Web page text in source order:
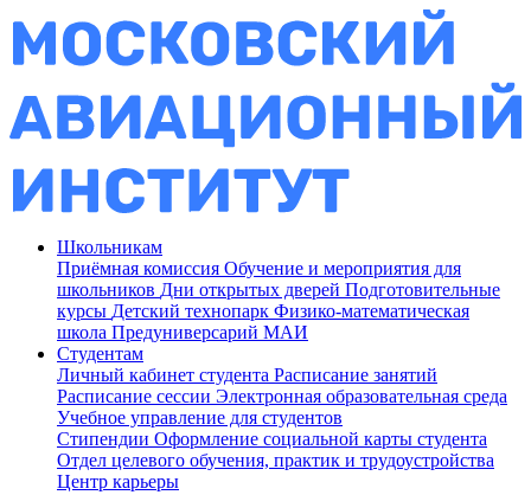
Школьникам
Приёмная комиссия Обучение и мероприятия для
школьников Дни открытых дверей Подготовительные
курсы Детский технопарк Физико-математическая
школа Предуниверсарий МАИ
Студентам
Личный кабинет студента Расписание занятий
Расписание сессии Электронная образовательная среда
Учебное управление для студентов
Стипендии Оформление социальной карты студента
Отдел целевого обучения, практик и трудоустройства
Центр карьеры